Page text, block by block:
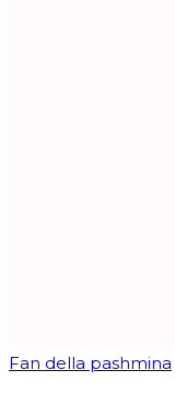
Fan della pashmina